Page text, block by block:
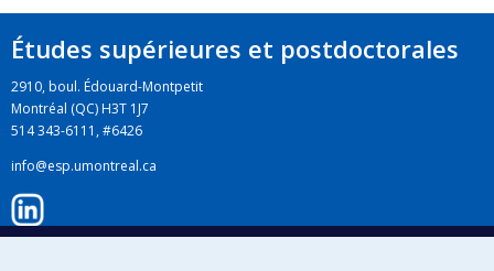
Études supérieures et postdoctorales
2910, boul. Édouard-Montpetit
Montréal (QC) H3T 1J7
514 343-6111, #6426
info@esp.umontreal.ca